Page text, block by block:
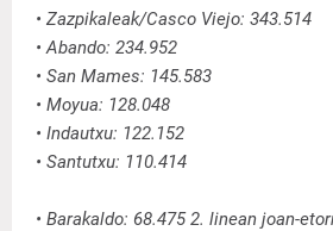
• Zazpikaleak/Casco Viejo: 343.514
• Abando: 234.952
• San Mames: 145.583
• Moyua: 128.048
• Indautxu: 122.152
• Santutxu: 110.414
• Barakaldo: 68.475 2. linean joan-